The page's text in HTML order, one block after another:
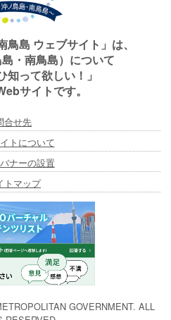
鳥島 ウェブサイト」は、
・南鳥島）について
知って欲しい！」
サイトです。
合せ先
トについて
ナーの設置
トマップ
GOVERNMENT. ALL